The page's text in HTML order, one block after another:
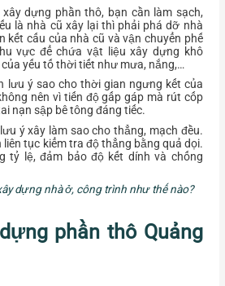
dựng phần thô, bạn cần làm sạch,
là nhà cũ xây lại thì phải phá dỡ nhà
kết cấu của nhà cũ và vận chuyển phế
vực để chứa vật liệu xây dựng khô
yếu tố thời tiết như mưa, nắng,…
lưu ý sao cho thời gian ngưng kết của
nên vì tiến độ gấp gáp mà rút cốp
nạn sập bê tông đáng tiếc.
ý xây làm sao cho thẳng, mạch đều.
liên tục kiểm tra độ thẳng bằng quả dọi.
tỷ lệ, đảm bảo độ kết dính và chống
dựng nhà ở, công trình như thế nào?
phần thô Quảng